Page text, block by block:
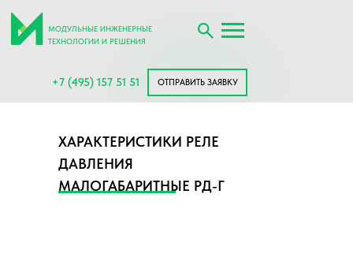
+7 (495) 157 51 51
МОДУЛЬНЫЕ ИНЖЕНЕРНЫЕ
ТЕХНОЛОГИИ И РЕШЕНИЯ
ОТПРАВИТЬ ЗАЯВКУ
ХАРАКТЕРИСТИКИ РЕЛЕ
ДАВЛЕНИЯ
МАЛОГАБАРИТНЫЕ РД-Г